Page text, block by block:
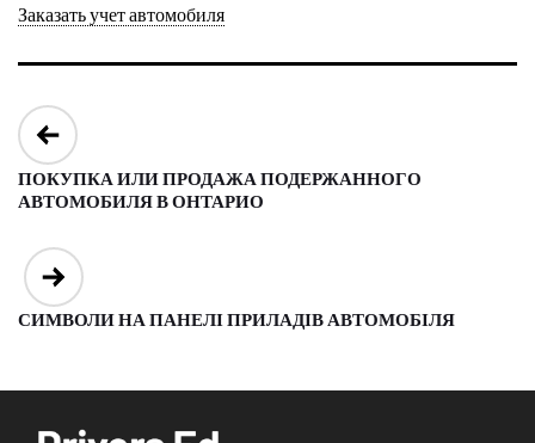
Заказать учет автомобиля
Post
navigation
ПОКУПКА ИЛИ ПРОДАЖА ПОДЕРЖАННОГО
АВТОМОБИЛЯ В ОНТАРИО
СИМВОЛИ НА ПАНЕЛІ ПРИЛАДІВ АВТОМОБІЛЯ